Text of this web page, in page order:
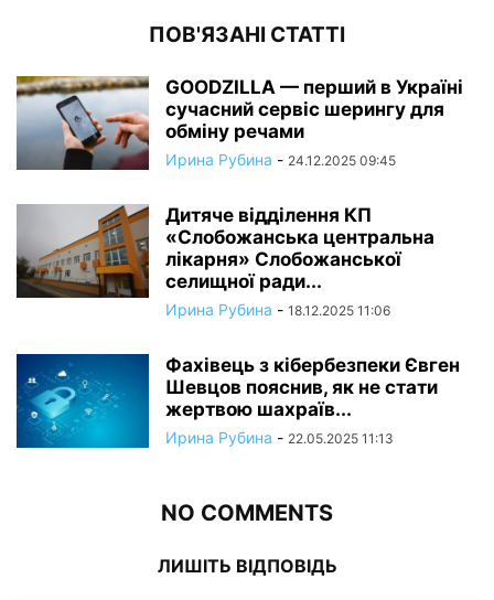
ПОВ'ЯЗАНІ СТАТТІ
GOODZILLA — перший в Україні
сучасний сервіс шерингу для
обміну речами
Ирина Рубина - 24.12.2025 09:45
Дитяче відділення КП
«Слобожанська центральна
лікарня» Слобожанської
селищної ради...
Ирина Рубина - 18.12.2025 11:06
Фахівець з кібербезпеки Євген
Шевцов пояснив, як не стати
жертвою шахраїв...
Ирина Рубина - 22.05.2025 11:13
NO COMMENTS
ЛИШІТЬ ВІДПОВІДЬ